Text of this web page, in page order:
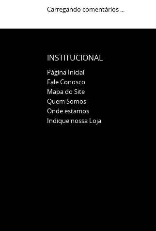
Carregando comentários ...
INSTITUCIONAL
Página Inicial
Fale Conosco
Mapa do Site
Quem Somos
Onde estamos
Indique nossa Loja